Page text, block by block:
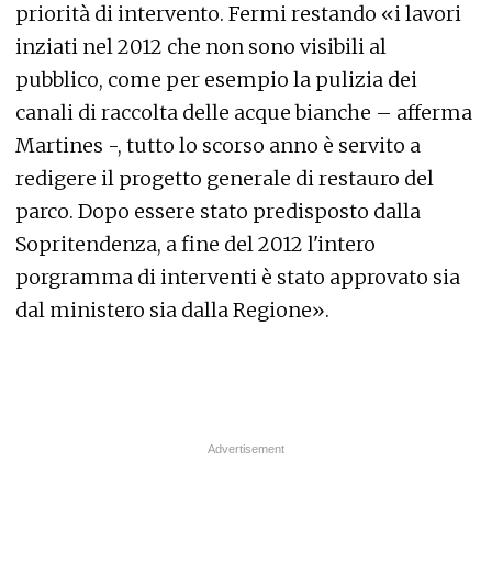
priorità di intervento. Fermi restando «i lavori
inziati nel 2012 che non sono visibili al
pubblico, come per esempio la pulizia dei
canali di raccolta delle acque bianche – afferma
Martines -, tutto lo scorso anno è servito a
redigere il progetto generale di restauro del
parco. Dopo essere stato predisposto dalla
Sopritendenza, a fine del 2012 l'intero
porgramma di interventi è stato approvato sia
dal ministero sia dalla Regione».